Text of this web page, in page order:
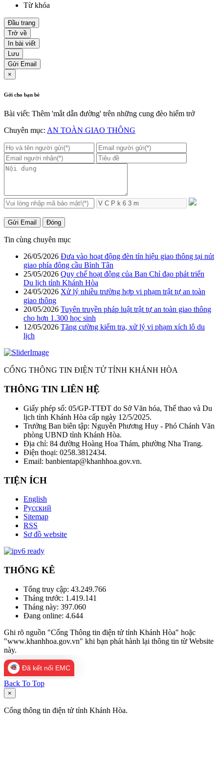
Từ khóa
Đầu trang
Trở về
In bài viết
Lưu
Gửi Email
×
Gởi cho bạn bè
Bài viết: Thêm 'mắt dẫn đường' trên những cung đèo hiểm trở
Chuyên mục: AN TOÀN GIAO THÔNG
Gửi Email Đóng
Tin cùng chuyên mục
26/05/2026 Đưa vào hoạt động đèn tín hiệu giao thông tại nút
giao phía đông cầu Bình Tân
25/05/2026 Quy chế hoạt động của Ban Chỉ đạo phát triển
Du lịch tỉnh Khánh Hòa
24/05/2026 Xử lý nhiều trường hợp vi phạm trật tự an toàn
giao thông
20/05/2026 Tuyên truyền pháp luật trật tự an toàn giao thông
cho hơn 1.300 học sinh
12/05/2026 Tăng cường kiểm tra, xử lý vi phạm xích lô du
lịch
CỔNG THÔNG TIN ĐIỆN TỬ TỈNH KHÁNH HÒA
THÔNG TIN LIÊN HỆ
Giấy phép số: 05/GP-TTĐT do Sở Văn hóa, Thể thao và Du
lịch tỉnh Khánh Hòa cấp ngày 12/5/2025.
Trưởng Ban biên tập: Nguyễn Phương Huy - Phó Chánh Văn
phòng UBND tỉnh Khánh Hòa.
Địa chỉ: 84 đường Hoàng Hoa Thám, phường Nha Trang.
Điện thoại: 0258.3812434.
Email: banbientap@khanhhoa.gov.vn.
TIỆN ÍCH
English
Русский
Sitemap
RSS
Sơ đồ website
THỐNG KÊ
Tổng truy cập: 43.249.766
Tháng trước: 1.419.141
Tháng này: 397.060
Đang online: 4.644
Ghi rõ nguồn "Cổng Thông tin điện tử tỉnh Khánh Hòa" hoặc
"www.khanhhoa.gov.vn" khi bạn phát hành lại thông tin từ Website
này.
Đã kết nối EMC
Back To Top
×
Cổng thông tin điện tử tỉnh Khánh Hòa.